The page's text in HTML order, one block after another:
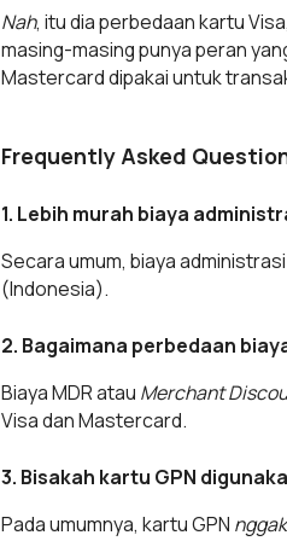
Nah, itu dia perbedaan kartu
masing-masing punya peran
Mastercard dipakai untuk
Frequently Asked
1. Lebih murah biaya
Secara umum, biaya
(Indonesia).
2. Bagaimana perbedaan
Biaya MDR atau Merchant
Visa dan Mastercard.
3. Bisakah kartu GPN
Pada umumnya, kartu GPN